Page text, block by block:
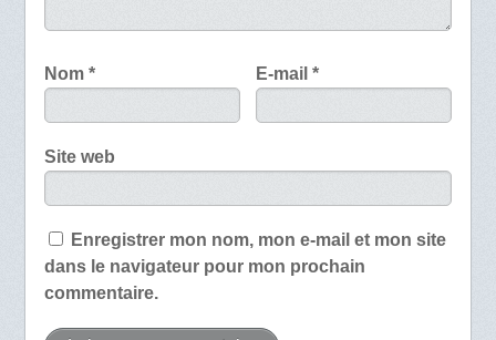
Nom * E-mail*
Site web
Enregistrer mon nom, mon e-mail et mon site
dans le navigateur pour mon prochain
commentaire.